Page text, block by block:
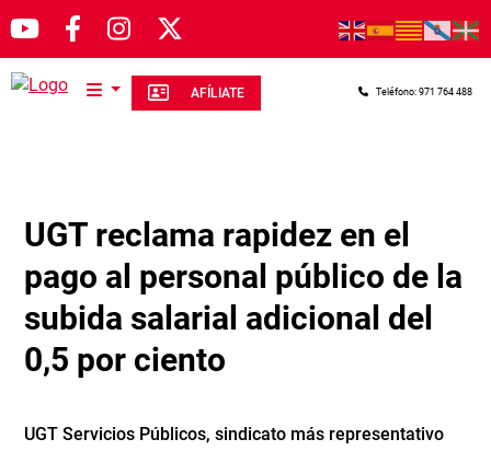
Pasar al contenido principal
AFÍLIATE Teléfono: 971 764 488
UGT reclama rapidez en el
pago al personal público de la
subida salarial adicional del
0,5 por ciento
UGT Servicios Públicos, sindicato más representativo